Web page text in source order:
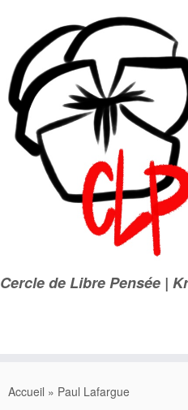
contenu
Cercle de Libre Pensée |
Accueil » Paul Lafargue